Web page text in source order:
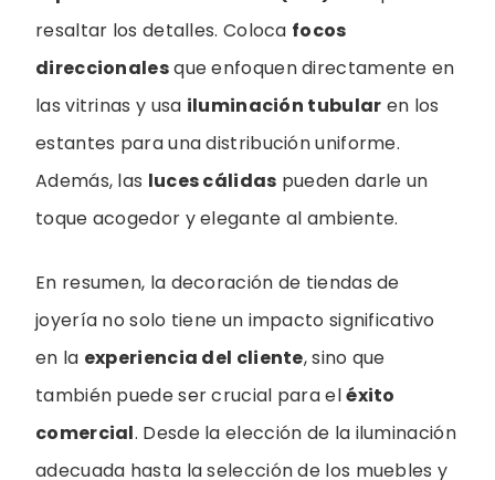
resaltar los detalles. Coloca focos
direccionalesque enfoquen directamente en
las vitrinas y usa iluminación tubular en los
estantes para una distribución uniforme.
Además, las luces cálidas pueden darle un
toque acogedor y elegante al ambiente.
En resumen, la decoración de tiendas de
joyería no solo tiene un impacto significativo
en la experiencia del cliente, sino que
también puede ser crucial para eléxito
comercial. Desde la elección de la iluminación
adecuada hasta la selección de los muebles y